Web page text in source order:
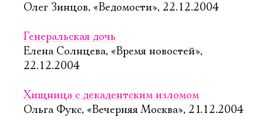
Олег Зинцов, «Ведомости», 22.12.2004
Генеральская дочь
Елена Солнцева, «Время новостей»,
22.12.2004
Хищница с декадентским изломом
Ольга Фукс, «Вечерняя Москва», 21.12.2004